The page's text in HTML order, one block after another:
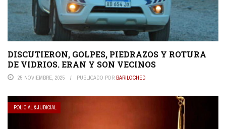
DISCUTIERON, GOLPES, PIEDRAZOS Y ROTURA
DE VIDRIOS. ERAN Y SON VECINOS
25 NOVIEMBRE, 2025 PUBLICADO POR BARILOCHED
POLICIAL & JUDICIAL